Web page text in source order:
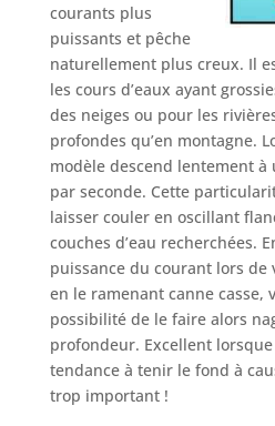
courants plus
puissants et pêche
naturellement plus creux. Il
les cours d’eaux ayant
des neiges ou pour les
profondes qu’en montagne.
modèle descend lentement à
par seconde. Cette
laisser couler en oscillant
couches d’eau recherchées.
puissance du courant lors
en le ramenant canne casse,
possibilité de le faire alors
profondeur. Excellent
tendance à tenir le fond à
trop important !